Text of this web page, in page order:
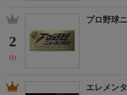
2
(1)
プロ野球
エレメン